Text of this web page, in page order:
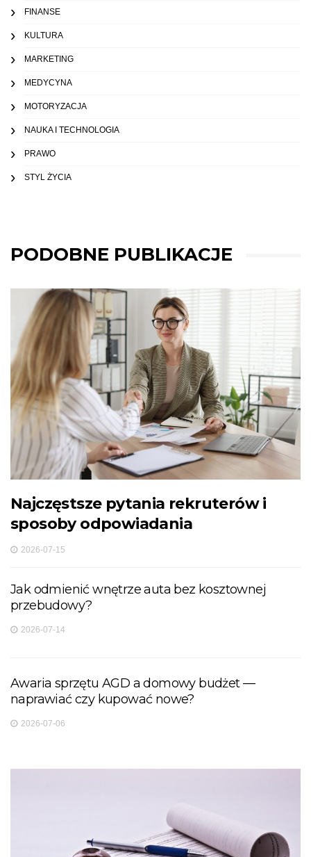
FINANSE
KULTURA
MARKETING
MEDYCYNA
MOTORYZACJA
NAUKA I TECHNOLOGIA
PRAWO
STYL ŻYCIA
PODOBNE PUBLIKACJE
Najczęstsze pytania rekruterów i
sposoby odpowiadania
2026-07-15
Jak odmienić wnętrze auta bez kosztownej
przebudowy?
2026-07-14
Awaria sprzętu AGD a domowy budżet —
naprawiać czy kupować nowe?
2026-07-06